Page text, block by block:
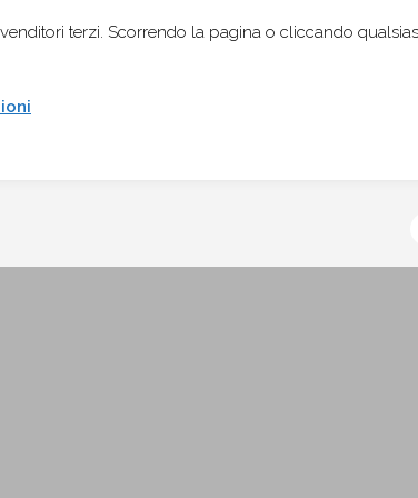
terzi. Scorrendo la pagina o cliccando